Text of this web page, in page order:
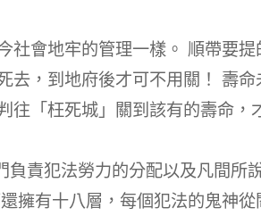
社會地牢的管理一樣。 順帶要提
去，到地府後才可不用關！ 壽
往「枉死城」關到該有的壽命，
責犯法勞力的分配以及凡間所
擁有十八層，每個犯法的鬼神從